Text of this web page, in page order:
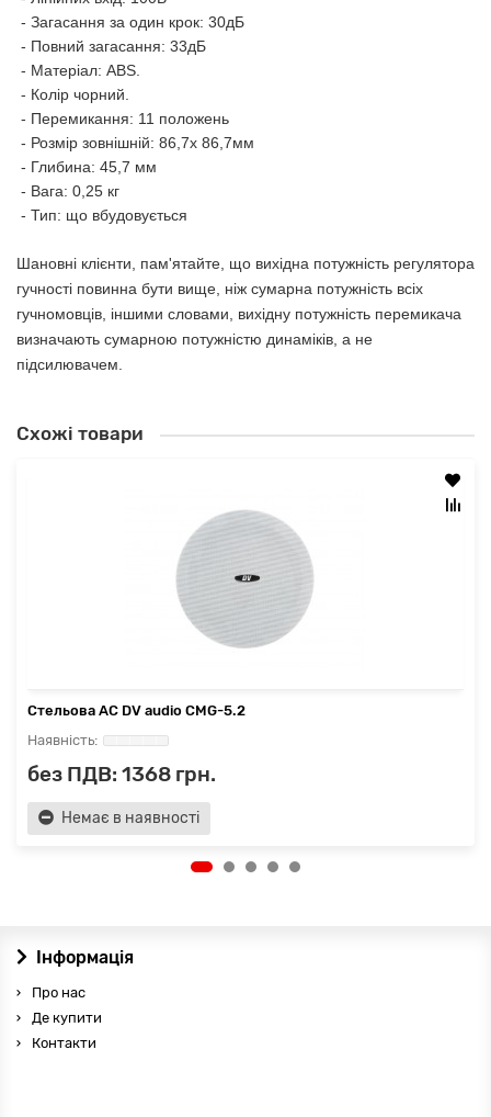
- Загасання за один крок: 30дБ
- Повний загасання: 33дБ
- Матеріал: ABS.
- Колір чорний.
- Перемикання: 11 положень
- Розмір зовнішній: 86,7х 86,7мм
- Глибина: 45,7 мм
- Вага: 0,25 кг
- Тип: що вбудовується
Шановні клієнти, пам'ятайте, що вихідна потужність регулятора
гучності повинна бути вище, ніж сумарна потужність всіх
гучномовців, іншими словами, вихідну потужність перемикача
визначають сумарною потужністю динаміків, а не
підсилювачем.
Схожі товари
Стельова АС DV audio CMG-5.2
без ПДВ: 1368 грн.
Немає в наявності
Інформація
Про нас
Де купити
Контакти